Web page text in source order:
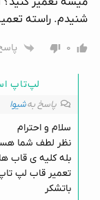
شنیدم. راسته
۰
لپ‌تاپ
پاسخ بهشیوا
سلام و احترام
نظر لطف شما
بله کلیه ی قاب
تعمیر قاب لپ تاپ در مرکز
باتشکر